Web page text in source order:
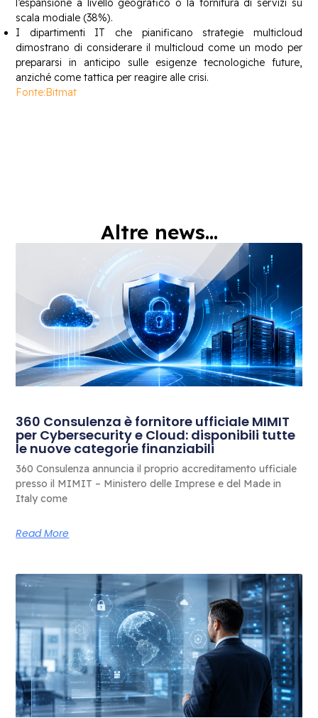
l’espansione a livello geografico o la fornitura di servizi su
scala modiale (38%).
I dipartimenti IT che pianificano strategie multicloud
dimostrano di considerare il multicloud come un modo per
prepararsi in anticipo sulle esigenze tecnologiche future,
anziché come tattica per reagire alle crisi.
Fonte:Bitmat
Altre news...
360 Consulenza è fornitore ufficiale MIMIT
per Cybersecurity e Cloud: disponibili tutte
le nuove categorie finanziabili
360 Consulenza annuncia il proprio accreditamento ufficiale
presso il MIMIT – Ministero delle Imprese e del Made in
Italy come
Read More